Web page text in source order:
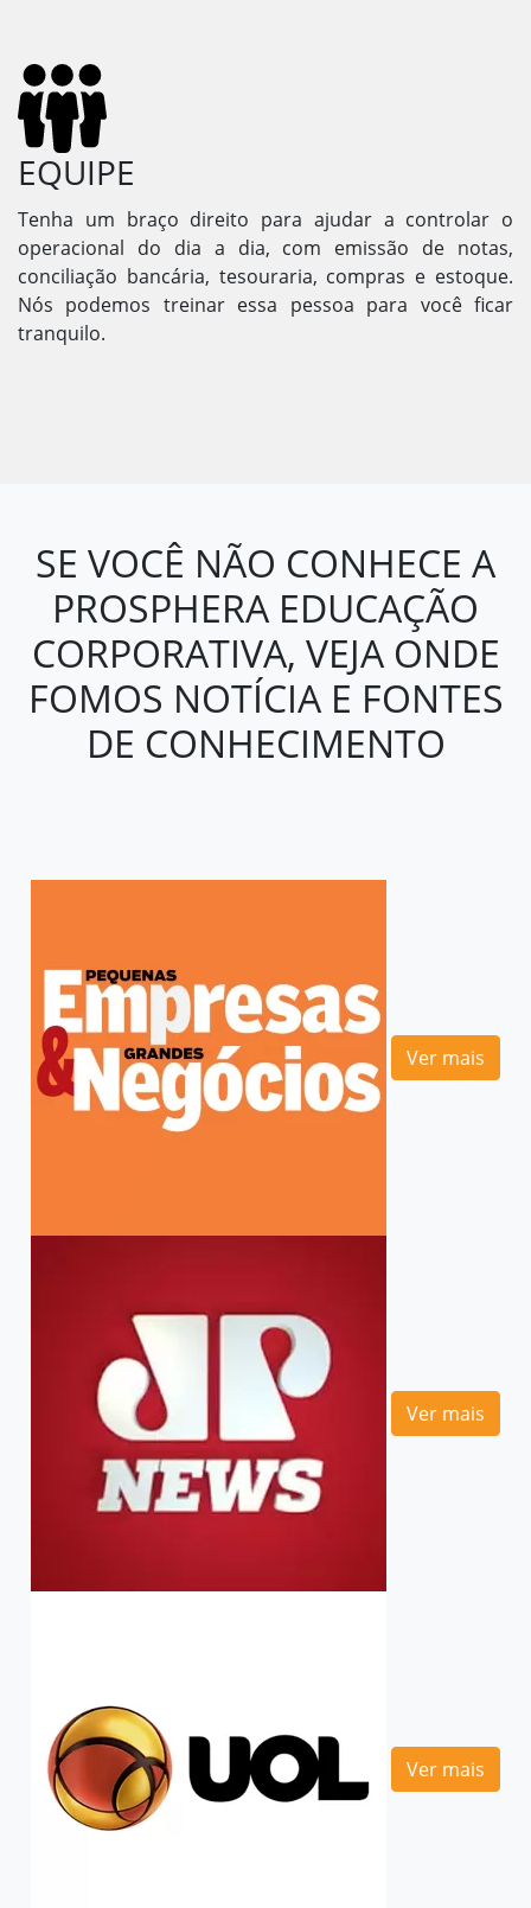
EQUIPE
Tenha um braço direito para ajudar a controlar o
operacional do dia a dia, com emissão de notas,
conciliação bancária, tesouraria, compras e estoque.
Nós podemos treinar essa pessoa para você ficar
tranquilo.
SE VOCÊ NÃO CONHECE A
PROSPHERA EDUCAÇÃO
CORPORATIVA, VEJA ONDE
FOMOS NOTÍCIA E FONTES
DE CONHECIMENTO
Ver mais
Ver mais
Ver mais